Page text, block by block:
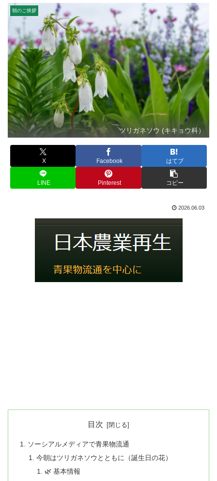
朝のご挨拶
ツリガネソウ (キキョウ科）
X Facebook はてブ
LINE Pinterest コピー
2026.06.03
目次
ソーシアルメディアで青果物流通
今朝はツリガネソウとともに（誕生日の花）
🌿 基本情報